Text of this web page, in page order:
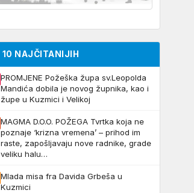
10 NAJČITANIJIH
PROMJENE Požeška župa sv.Leopolda
Mandića dobila je novog župnika, kao i
župe u Kuzmici i Velikoj
MAGMA D.O.O. POŽEGA Tvrtka koja ne
poznaje ‘krizna vremena’ – prihod im
raste, zapošljavaju nove radnike, grade
veliku halu…
Mlada misa fra Davida Grbeša u
Kuzmici